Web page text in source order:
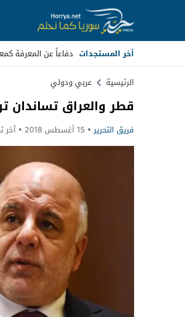
أخر المستجدات _
Stop
Previous
Next
الرئيسية عربي ودولي
قطر والعراق تساندان
فريق التحرير 15 أغسطس 2018 آخر